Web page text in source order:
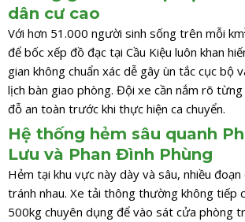
dân cư cao
Với hơn 51.000 người sinh sống trên mỗi
để bốc xếp đồ đạc tại Cầu Kiệu luôn khan
gian không chuẩn xác dễ gây ùn tắc cục bộ
lịch bàn giao phòng. Đội xe cần nắm rõ
đỗ an toàn trước khi thực hiện ca chuyển.
Hệ thống hẻm sâu quanh
Lưu và Phan Đình Phùng
Hẻm tại khu vực này dày và sâu, nhiều
tránh nhau. Xe tải thông thường không tiếp
500kg chuyên dụng để vào sát cửa phòng